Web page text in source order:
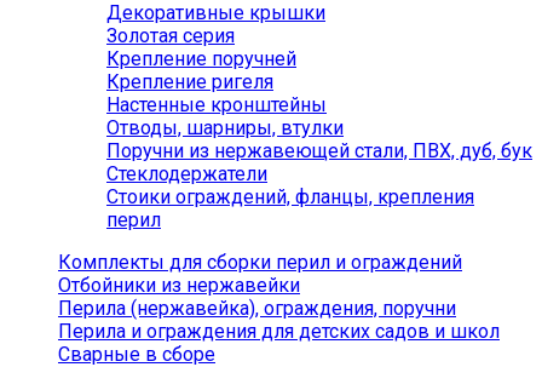
Декоративные крышки
Золотая серия
Крепление поручней
Крепление ригеля
Настенные кронштейны
Отводы, шарниры, втулки
Поручни из нержавеющей стали, ПВХ, дуб, бук
Стеклодержатели
Стоики ограждений, фланцы, крепления
перил
Комплекты для сборки перил и ограждений
Отбойники из нержавейки
Перила (нержавейка), ограждения, поручни
Перила и ограждения для детских садов и школ
Сварные в сборе